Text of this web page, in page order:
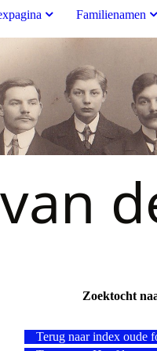
Familienamen
Zoektocht
Terug naar index oude